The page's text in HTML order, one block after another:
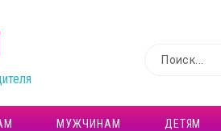
МУЖЧИНАМ ДЕТЯМ